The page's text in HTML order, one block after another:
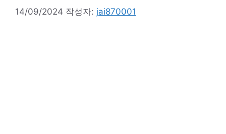
14/09/2024 작성자: jai870001